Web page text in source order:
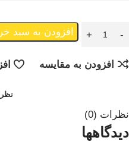
افزودن به سبد
افزودن به مقایسه
نظرات (0)
دیدگاهها